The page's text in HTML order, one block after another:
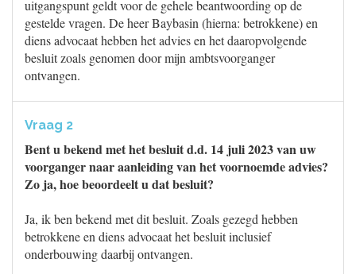
uitgangspunt geldt voor de gehele beantwoording op de
gestelde vragen. De heer Baybasin (hierna: betrokkene) en
diens advocaat hebben het advies en het daaropvolgende
besluit zoals genomen door mijn ambtsvoorganger
ontvangen.
Vraag 2
Bent u bekend met het besluit d.d. 14 juli 2023 van uw
voorganger naar aanleiding van het voornoemde advies?
Zo ja, hoe beoordeelt u dat besluit?
Ja, ik ben bekend met dit besluit. Zoals gezegd hebben
betrokkene en diens advocaat het besluit inclusief
onderbouwing daarbij ontvangen.